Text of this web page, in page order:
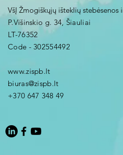
VšĮ Žmogiškųjų išteklių stebėsenos
P.Višinskio g. 34, Šiauliai
LT-76352
Code - 302554492
www.zispb.lt
biuras@zispb.lt
+370 647 348 49